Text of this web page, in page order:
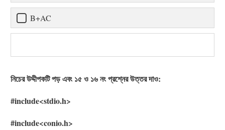
B+AC
নিচের উদ্দীপকটি পড় এবং ১৫ ও ১৬ নং প্রশ্নের উত্তর দাও:
#include<stdio.h>
#include<conio.h>